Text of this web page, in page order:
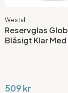
Westal
Reservglas
Blåsigt Klar Med
509 kr